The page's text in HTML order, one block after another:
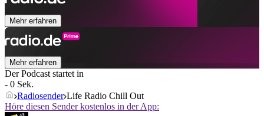
Mehr erfahren
Mehr erfahren
Der Podcast startet in
- 0 Sek.
Radiosender Life Radio Chill Out
Höre diesen Sender kostenlos in der App: